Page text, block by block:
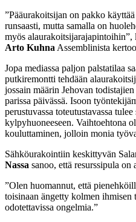
”Pääurakoitsijan on pakko
runsaasti, mutta samalla on
myös
Arto Kuhna Assemblinista
Jopa mediassa paljon palstatilaa
putkiremontti tehdään
jossain määrin Jehovan
parissa päivässä. Isoon
perustuvassa toteutustavassa
kylpyhuoneeseen. Vaihtoehtona
kouluttaminen, jolloin monia
Sähköurakointiin keskittyvän
Nassa sanoo, että resurssipula
”Olen huomannut, että
toisinaan ängetty kolmen
odotettavissa ongelmia.”